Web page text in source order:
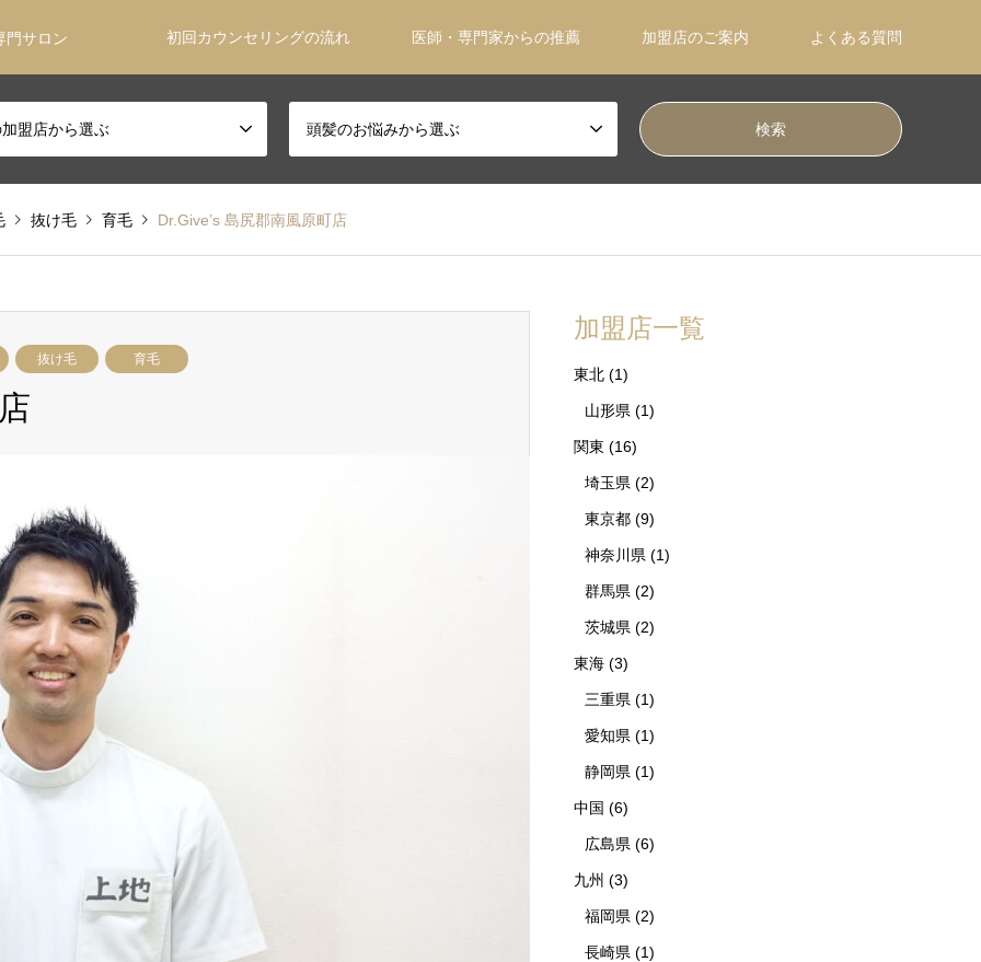
門サロン 初回カウンセリングの流れ 医師・専門家からの推薦 加盟店のご案内 よくある質問
盟店から選ぶ 頭髪のお悩みから選ぶ
抜け毛 育毛 Dr.Give’s 島尻郡南風原町店
抜け毛 育毛
加盟店一覧
東北 (1)
山形県 (1)
関東 (16)
埼玉県 (2)
東京都 (9)
神奈川県 (1)
群馬県 (2)
茨城県 (2)
東海 (3)
三重県 (1)
愛知県 (1)
静岡県 (1)
中国 (6)
広島県 (6)
九州 (3)
福岡県 (2)
長崎県 (1)